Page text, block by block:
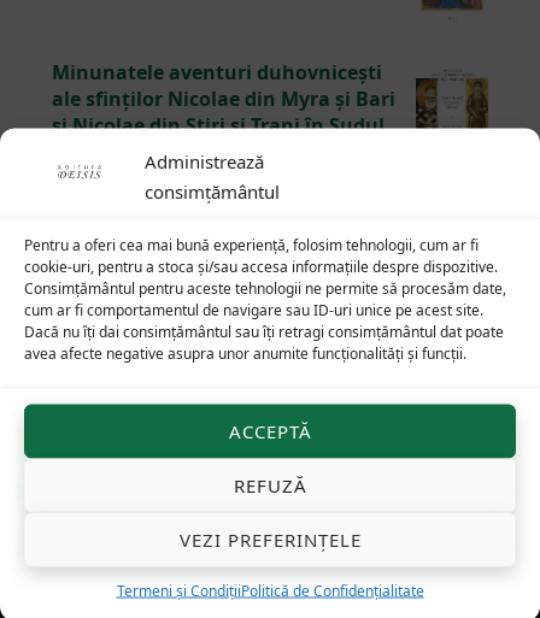
Administrează
consimțământul
Pentru a oferi cea mai bună experiență, folosim tehnologii, cum ar fi
cookie-uri, pentru a stoca și/sau accesa informațiile despre dispozitive.
Consimțământul pentru aceste tehnologii ne permite să procesăm date,
cum ar fi comportamentul de navigare sau ID-uri unice pe acest site.
Dacă nu îți dai consimțământul sau îți retragi consimțământul dat poate
avea afecte negative asupra unor anumite funcționalități și funcții.
ACCEPTĂ
REFUZĂ
VEZI PREFERINȚELE
Termeni și CondițiiPolitică de Confidențialitate
Minunatele aventuri duhovnicești
ale sfinților Nicolae din Myra și Bari
și Nicolae din Stiri și Trani în Sudul
Italiei în lumea anului 1100
45lei
De altundeva, Revelația
75lei
Footer
Cuvântări arhid. Ioan Ică jr
Cuvântări ale arhid. Ioan Ică jrla diverse sărbători